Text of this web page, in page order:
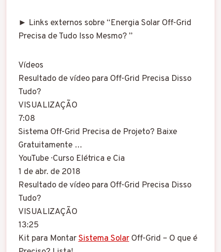
► Links externos sobre “Energia Solar Off-Grid
Precisa de Tudo Isso Mesmo? ”
Vídeos
Resultado de vídeo para Off-Grid Precisa Disso
Tudo?
VISUALIZAÇÃO
7:08
Sistema Off-Grid Precisa de Projeto? Baixe
Gratuitamente …
YouTube · Curso Elétrica e Cia
1 de abr. de 2018
Resultado de vídeo para Off-Grid Precisa Disso
Tudo?
VISUALIZAÇÃO
13:25
Kit para MontarSistema SolarOff-Grid – O que é